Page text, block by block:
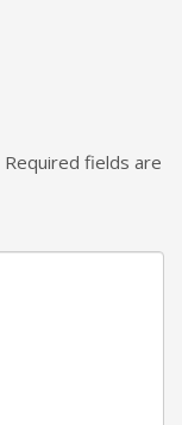
Required fields are